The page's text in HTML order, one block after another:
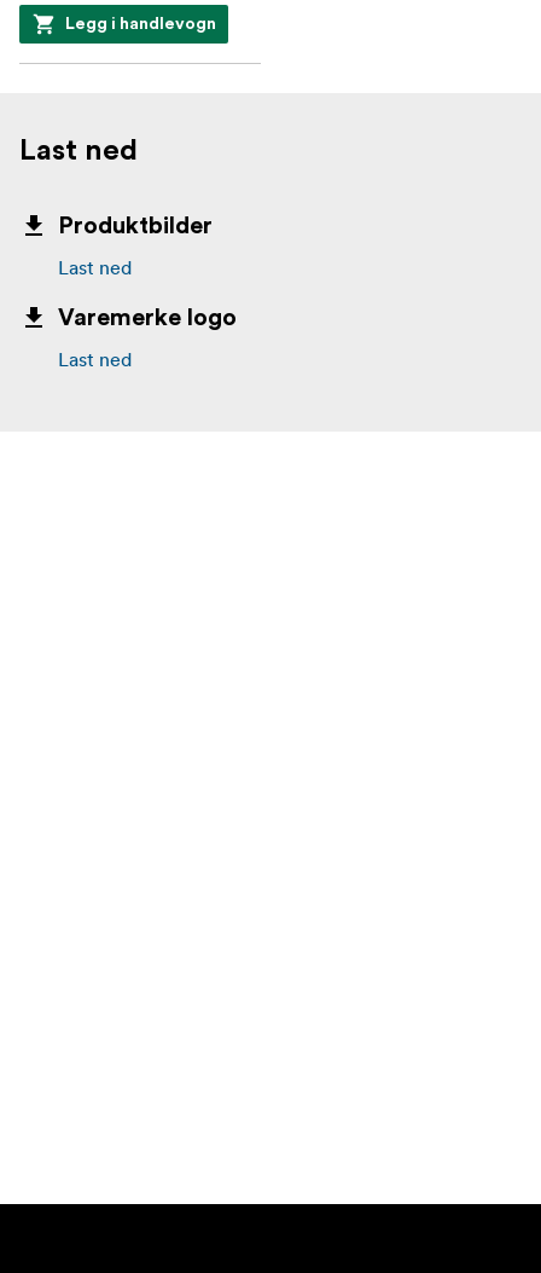
Legg i handlevogn
Last ned
Produktbilder
Last ned
Varemerke logo
Last ned